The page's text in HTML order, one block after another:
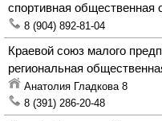
спортивная общественная
8 (904) 892-81-04
Краевой союз малого
региональная
Анатолия Гладкова 8
8 (391) 286-20-48